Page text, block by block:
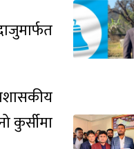
कुर्सीमा